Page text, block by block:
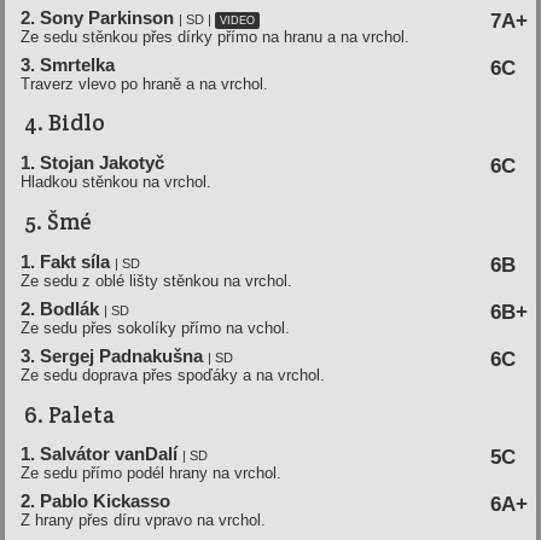
2. Sony Parkinson | SD | VIDEO 7A+
Ze sedu stěnkou přes dírky přímo na hranu a na vrchol.
3. Smrtelka 6C
Traverz vlevo po hraně a na vrchol.
4. Bidlo
1. Stojan Jakotyč 6C
Hladkou stěnkou na vrchol.
5. Šmé
1. Fakt síla | SD 6B
Ze sedu z oblé lišty stěnkou na vrchol.
2. Bodlák | SD 6B+
Ze sedu přes sokolíky přímo na vchol.
3. Sergej Padnakušna | SD 6C
Ze sedu doprava přes spoďáky a na vrchol.
6. Paleta
1. Salvátor vanDalí | SD 5C
Ze sedu přímo podél hrany na vrchol.
2. Pablo Kickasso 6A+
Z hrany přes díru vpravo na vrchol.